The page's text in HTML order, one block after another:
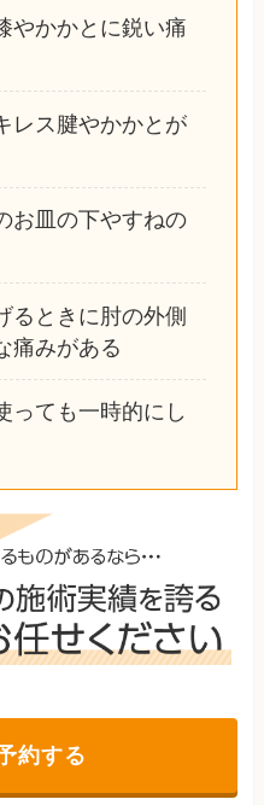
やかかとに鋭い痛
レス腱やかかとが
お皿の下やすねの
るときに肘の外側
痛みがある
っても一時的にし
約する